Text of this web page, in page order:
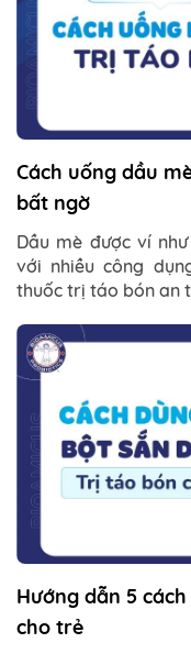
Cách uống dầu
bất ngờ
Dầu mè được ví
với nhiều công
thuốc trị táo bón an
Hướng dẫn 5
cho trẻ